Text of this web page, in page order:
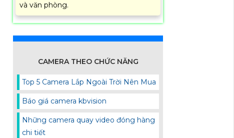
và văn phòng.
CAMERA THEO CHỨC NĂNG
Top 5 Camera Lắp Ngoài Trời Nên Mua
Báo giá camera kbvision
Những camera quay video đóng hàng
chi tiết